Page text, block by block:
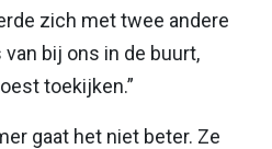
zich met twee andere
bij ons in de buurt,
toekijken.”
gaat het niet beter. Ze